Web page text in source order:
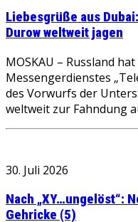
Liebesgrüße aus
Durow weltweit jagen
MOSKAU – Russland
Messengerdienstes
des Vorwurfs der
weltweit zur Fahndung
30. Juli 2026
Nach „XY…ungelöst“:
Gehricke (5)